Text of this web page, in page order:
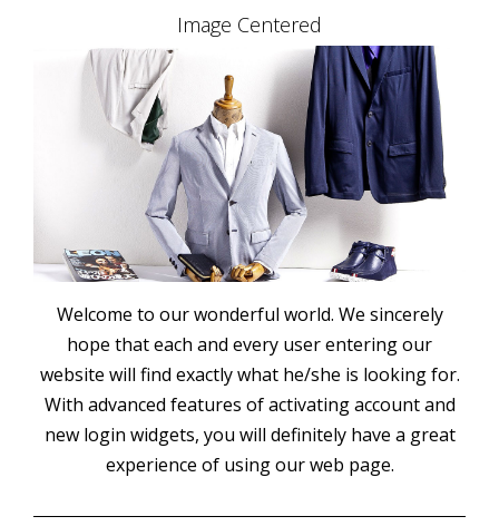
Image Centered
Welcome to our wonderful world. We sincerely
hope that each and every user entering our
website will find exactly what he/she is looking for.
With advanced features of activating account and
new login widgets, you will definitely have a great
experience of using our web page.